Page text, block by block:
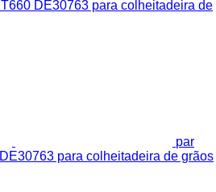
par
para colheitadeira de grãos